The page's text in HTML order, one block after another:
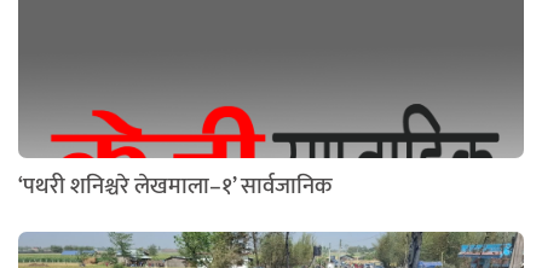
‘पथरी शनिश्चरे लेखमाला–१’ सार्वजानिक